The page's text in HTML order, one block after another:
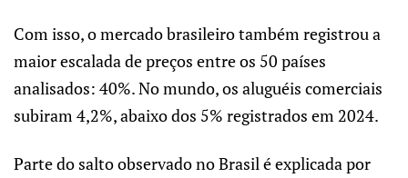
Com isso, o mercado brasileiro também registrou a
maior escalada de preços entre os 50 países
analisados: 40%. No mundo, os aluguéis comerciais
subiram 4,2%, abaixo dos 5% registrados em 2024.
Parte do salto observado no Brasil é explicada por